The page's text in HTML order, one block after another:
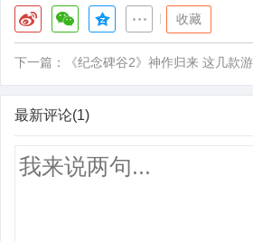
收藏
下一篇： 《纪念碑谷2》神作归来 这几款
最新评论(1)